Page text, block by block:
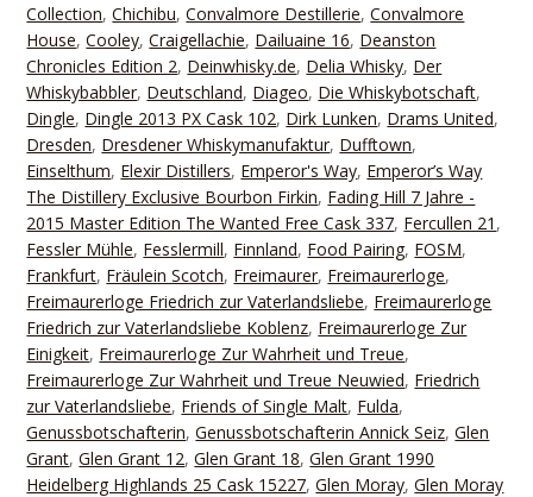
Collection,Chichibu,Convalmore Destillerie,Convalmore
House,Cooley,Craigellachie, Dailuaine 16, Deanston
Chronicles Edition 2, Deinwhisky.de, Delia Whisky, Der
Whiskybabbler, Deutschland, Diageo, Die Whiskybotschaft,
Dingle, Dingle 2013 PX Cask 102, Dirk Lunken, Drams United,
Dresden, Dresdener Whiskymanufaktur, Dufftown,
Einselthum, Elexir Distillers, Emperor's Way, Emperor’s Way
The Distillery Exclusive Bourbon Firkin, Fading Hill 7 Jahre -
2015 Master Edition The Wanted Free Cask 337, Fercullen 21 ,
Fessler Mühle, Fesslermill, Finnland, Food Pairing, FOSM,
Frankfurt, Fräulein Scotch, Freimaurer, Freimaurerloge,
Freimaurerloge Friedrich zur Vaterlandsliebe, Freimaurerloge
Friedrich zur Vaterlandsliebe Koblenz, Freimaurerloge Zur
Einigkeit, Freimaurerloge Zur Wahrheit und Treue,
Freimaurerloge Zur Wahrheit und Treue Neuwied, Friedrich
zur Vaterlandsliebe, Friends of Single Malt, Fulda,
Genussbotschafterin,Genussbotschafterin Annick Seiz,Glen
Grant,Glen Grant 12,Glen Grant 18,Glen Grant 1990
Heidelberg Highlands 25 Cask 15227,Glen Moray,Glen Moray